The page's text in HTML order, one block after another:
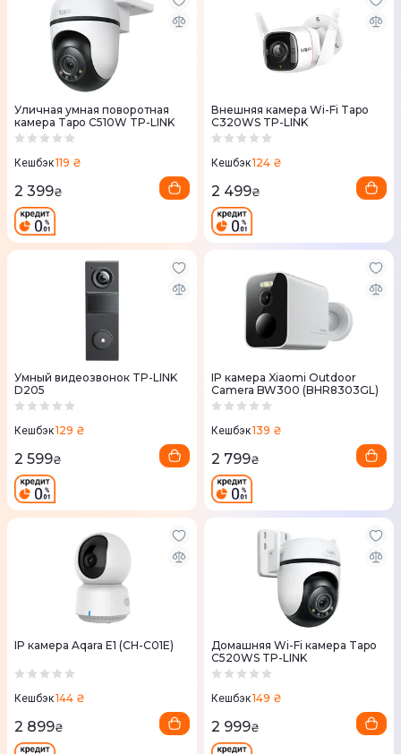
Уличная умная поворотная
камера Tapo C510W TP-LINK
Кешбэк119 ₴
2 399₴
Внешняя камера Wi-Fi Tapo
C320WS TP-LINK
Кешбэк124 ₴
2 499₴
Умный видеозвонок TP-LINK
D205
Кешбэк129 ₴
2 599₴
IP камера Xiaomi Outdoor
Camera BW300 (BHR8303GL)
Кешбэк139 ₴
2 799₴
IP камера Aqara E1 (CH-C01E)
Кешбэк144 ₴
2 899₴
Домашняя Wi-Fi камера Tapo
C520WS TP-LINK
Кешбэк149 ₴
2 999₴